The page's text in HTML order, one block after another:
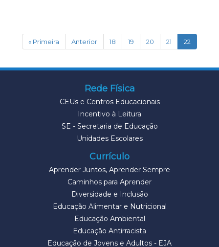
« Primeira Anterior 18 19 20 21 22
Rede Física
CEUs e Centros Educacionais
Incentivo à Leitura
SE - Secretaria de Educação
Unidades Escolares
Currículo
Aprender Juntos, Aprender Sempre
Caminhos para Aprender
Diversidade e Inclusão
Educação Alimentar e Nutricional
Educação Ambiental
Educação Antirracista
Educação de Jovens e Adultos - EJA